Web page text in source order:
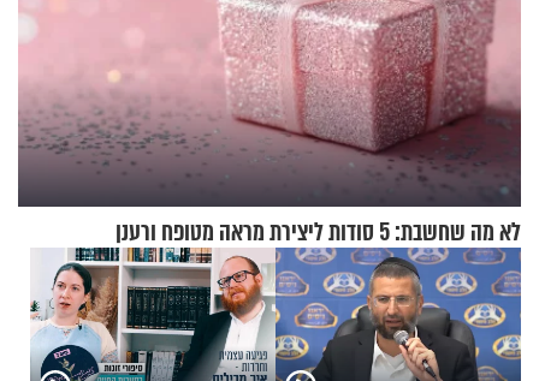
לא מה שחשבת: 5 סודות ליצירת מראה מטופח ורענן